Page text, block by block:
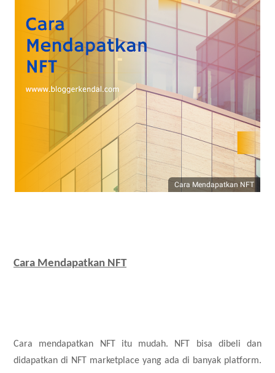
Cara Mendapatkan NFT
Cara Mendapatkan NFT
Cara mendapatkan NFT itu mudah. NFT bisa dibeli dan
didapatkan di NFT marketplace yang ada di banyak platform.